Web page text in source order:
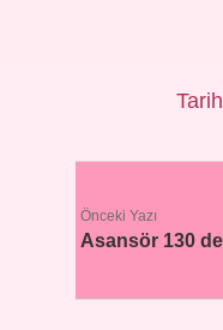
Önceki Yazı
Asansör 130